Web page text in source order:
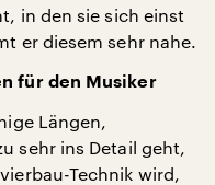
in den sie sich einst
er diesem sehr nahe.
für den Musiker
Längen,
sehr ins Detail geht,
Technik wird,